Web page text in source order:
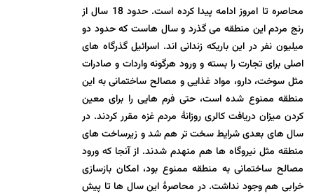
محاصره تا امروز ادامه پیدا کرده است. حدود 18 سال از
رنج مردم این منطقه می گذرد و سال هاست که حدود دو
میلیون نفر در این باریکه زندانی اند. اسرائیل گذرگاه های
اصلی برای تجارت را بسته و ورود هرگونه واردات و صادرات
مثل سوخت، دارو، مواد غذایی و مصالح ساختمانی به این
منطقه ممنوع شده است، حتی فرم هایی را برای معین
کردن میزان دریافت کالری روزانۀ مردم غزه مقرر کردند. در
سال های بعدی شرایط سخت تر هم شد و زیرساخت های
منطقه مثل نیروگاه ها هم منهدم شدند. از آنجا که ورود
مصالح ساختمانی به منطقه ممنوع بود، امکان بازسازی
خرابی هم وجود نداشت. در محاصرۀ این سال ها تا پیش